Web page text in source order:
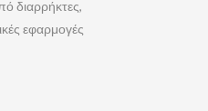
διαρρήκτες,
εφαρμογές